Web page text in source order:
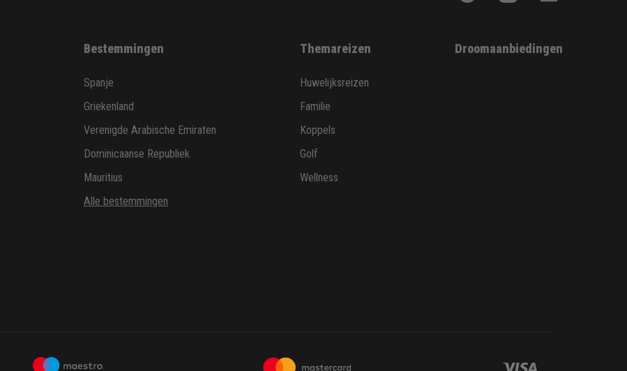
Bestemmingen
Spanje
Griekenland
Verenigde Arabische Emiraten
Dominicaanse Republiek
Mauritius
Alle bestemmingen
Themareizen
Huwelijksreizen
Familie
Koppels
Golf
Wellness
Droomaanbiedingen